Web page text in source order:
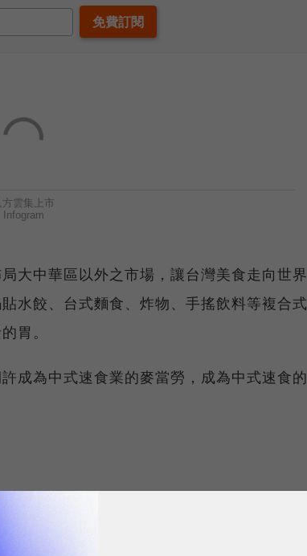
大中華區以外之市場，讓台灣美食走向世界
水餃、台式麵食、炸物、手搖飲料等複合式
胃。
成為中式速食業的麥當勞，成為中式速食的
萬美元設立合資公司 Bafang Yunji Foods
標2022年首季開第一家店。